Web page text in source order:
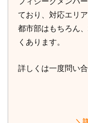
ており、対応エリ
都市部はもちろん
くあります。
詳しくは一度問い